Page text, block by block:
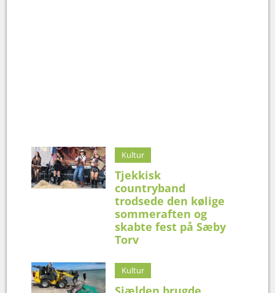
Kultur
Tjekkisk
countryband
trodsede den kølige
sommeraften og
skabte fest på Sæby
Torv
Kultur